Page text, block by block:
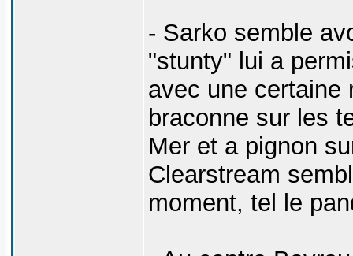
- Sarko semble
"stunty" lui a
avec une certaine
braconne sur les
Mer et a pignon
Clearstream
moment, tel le